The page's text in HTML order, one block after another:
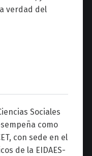
verdad del
Sociales
como
con sede en el
de la EIDAES-